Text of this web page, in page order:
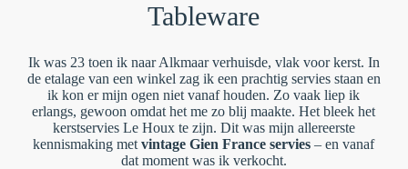
Tableware
Ik was 23 toen ik naar Alkmaar verhuisde, vlak voor kerst. In
de etalage van een winkel zag ik een prachtig servies staan en
ik kon er mijn ogen niet vanaf houden. Zo vaak liep ik
erlangs, gewoon omdat het me zo blij maakte. Het bleek het
kerstservies Le Houx te zijn. Dit was mijn allereerste
kennismaking metvintage Gien France servies – en vanaf
dat moment was ik verkocht.